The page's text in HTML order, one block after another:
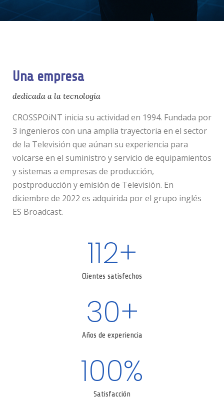
Una empresa
dedicada a la tecnología
CROSSPOiNT inicia su actividad en 1994. Fundada por
3 ingenieros con una amplia trayectoria en el sector
de la Televisión que aúnan su experiencia para
volcarse en el suministro y servicio de equipamientos
y sistemas a empresas de producción,
postproducción y emisión de Televisión. En
diciembre de 2022 es adquirida por el grupo inglés
ES Broadcast.
112+
Clientes satisfechos
30+
Años de experiencia
100%
Satisfacción